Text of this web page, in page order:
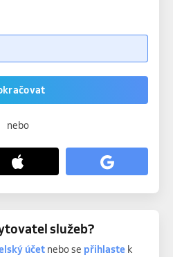
nebo
služeb?
účetnebo se přihlastek